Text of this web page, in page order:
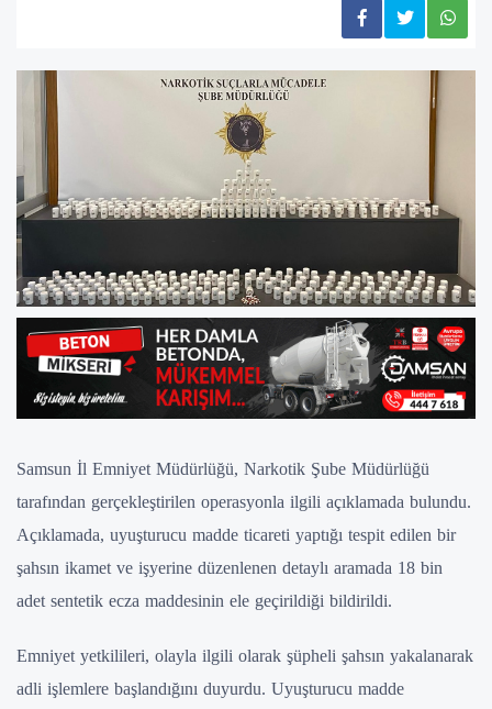
Samsun İl Emniyet Müdürlüğü, Narkotik Şube Müdürlüğü
tarafından gerçekleştirilen operasyonla ilgili açıklamada bulundu.
Açıklamada, uyuşturucu madde ticareti yaptığı tespit edilen bir
şahsın ikamet ve işyerine düzenlenen detaylı aramada 18 bin
adet sentetik ecza maddesinin ele geçirildiği bildirildi.
Emniyet yetkilileri, olayla ilgili olarak şüpheli şahsın yakalanarak
adli işlemlere başlandığını duyurdu. Uyuşturucu madde